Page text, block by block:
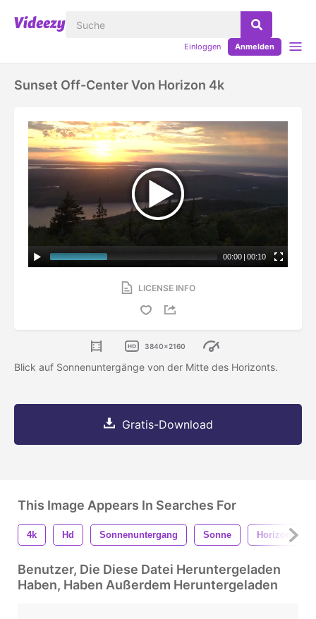
Einloggen Anmelden
Sunset Off-Center Von Horizon 4k
00:00 | 00:10
LICENSE INFO
3840x2160
Blick auf Sonnenuntergänge von der Mitte des Horizonts.
Gratis-Download
This Image Appears In Searches For
4k Hd Sonnenuntergang Sonne Horizont
Benutzer, Die Diese Datei Heruntergeladen
Haben, Haben Außerdem Heruntergeladen